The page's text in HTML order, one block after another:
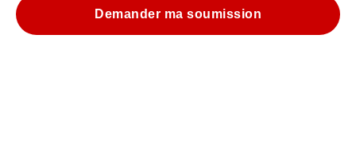
Demander ma soumission